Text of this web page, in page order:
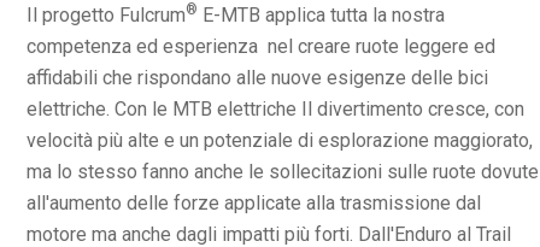
Il progetto Fulcrum® E-MTB applica tutta la nostra
competenza ed esperienza nel creare ruote leggere ed
affidabili che rispondano alle nuove esigenze delle bici
elettriche. Con le MTB elettriche Il divertimento cresce, con
velocità più alte e un potenziale di esplorazione maggiorato,
ma lo stesso fanno anche le sollecitazioni sulle ruote dovute
all'aumento delle forze applicate alla trasmissione dal
motore ma anche dagli impatti più forti. Dall'Enduro al Trail